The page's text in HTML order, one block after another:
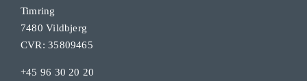
Timring
7480 Vildbjerg
CVR: 35809465
+45 96 30 20 20